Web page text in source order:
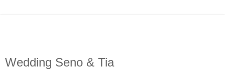
Wedding Seno & Tia